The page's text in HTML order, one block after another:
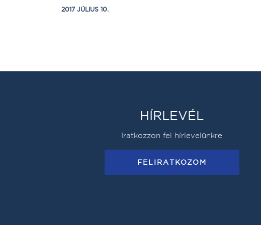
2017 JÚLIUS 10.
HÍRLEVÉL
Iratkozzon fel hírlevelünkre
FELIRATKOZOM